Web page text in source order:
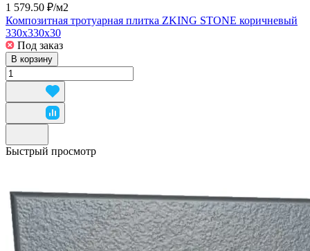
1 579.50 ₽/м2
Композитная тротуарная плитка ZKING STONE коричневый
330х330х30
Под заказ
В корзину
Быстрый просмотр